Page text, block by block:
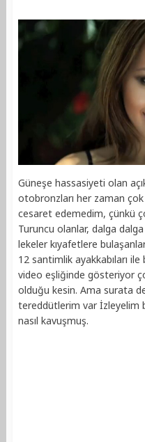
Güneşe hassasiyeti olan
otobronzları her zaman
cesaret edemedim, çünkü
Turuncu olanlar, dalga
lekeler kıyafetlere
12 santimlik ayakkabıları
video eşliğinde gösteriyor
olduğu kesin. Ama surata
tereddütlerim var İzleyelim
nasıl kavuşmuş.